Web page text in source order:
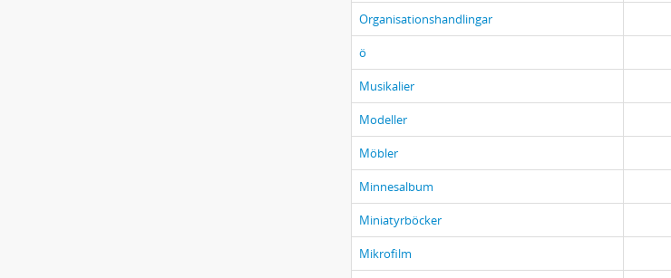
Organisationshandlingar
ö
Musikalier
Modeller
Möbler
Minnesalbum
Miniatyrböcker
Mikrofilm